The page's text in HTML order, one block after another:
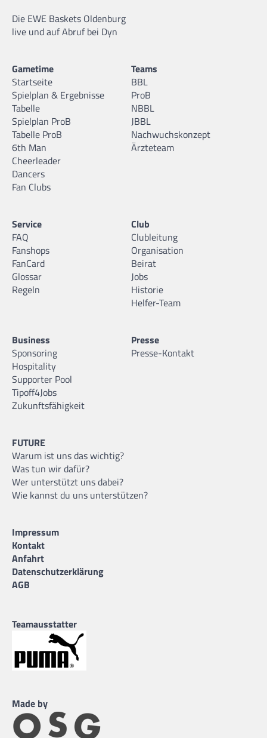
Die EWE Baskets Oldenburg
live und auf Abruf bei Dyn
Gametime
Startseite
Spielplan & Ergebnisse
Tabelle
Spielplan ProB
Tabelle ProB
6th Man
Cheerleader
Dancers
Fan Clubs
Teams
BBL
ProB
NBBL
JBBL
Nachwuchskonzept
Ärzteteam
Service
FAQ
Fanshops
FanCard
Glossar
Regeln
Club
Clubleitung
Organisation
Beirat
Jobs
Historie
Helfer-Team
Business
Sponsoring
Hospitality
Supporter Pool
Tipoff4Jobs
Zukunftsfähigkeit
Presse
Presse-Kontakt
FUTURE
Warum ist uns das wichtig?
Was tun wir dafür?
Wer unterstützt uns dabei?
Wie kannst du uns unterstützen?
Impressum
Kontakt
Anfahrt
Datenschutzerklärung
AGB
Teamausstatter
Made by